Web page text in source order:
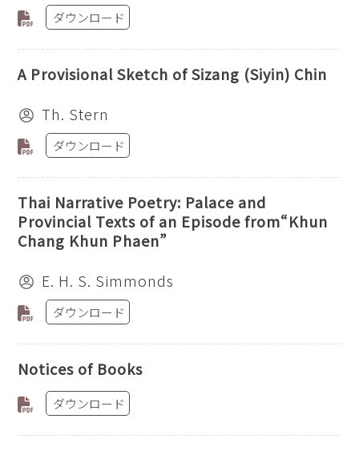
ダウンロード
A Provisional Sketch of Sizang (Siyin) Chin
Th. Stern
ダウンロード
Thai Narrative Poetry: Palace and
Provincial Texts of an Episode from“Khun
Chang Khun Phaen”
E. H. S. Simmonds
ダウンロード
Notices of Books
ダウンロード